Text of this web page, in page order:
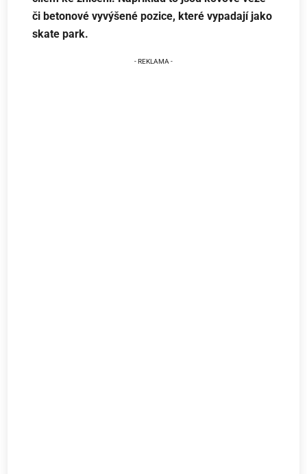
či betonové vyvýšené pozice, které vypadají jako
skate park.